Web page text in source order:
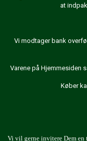
at
Vi modtager bank
Varene på Hjemmesiden
Køber
Vi vil gerne invitere Dem en